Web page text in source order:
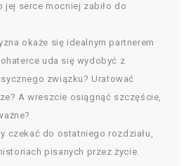
jej serce mocniej zabiło do
okaże się idealnym partnerem
uda się wydobyć z
związku? Uratować
A wreszcie osiągnąć szczęście,
czekać do ostatniego rozdziału,
pisanych przez życie.